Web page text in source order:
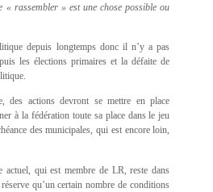
« rassembler » est une chose possible ou
depuis longtemps donc il n’y a pas
les élections primaires et la défaite de
des actions devront se mettre en place
à la fédération toute sa place dans le jeu
des municipales, qui est encore loin,
qui est membre de LR, reste dans
qu’un certain nombre de conditions